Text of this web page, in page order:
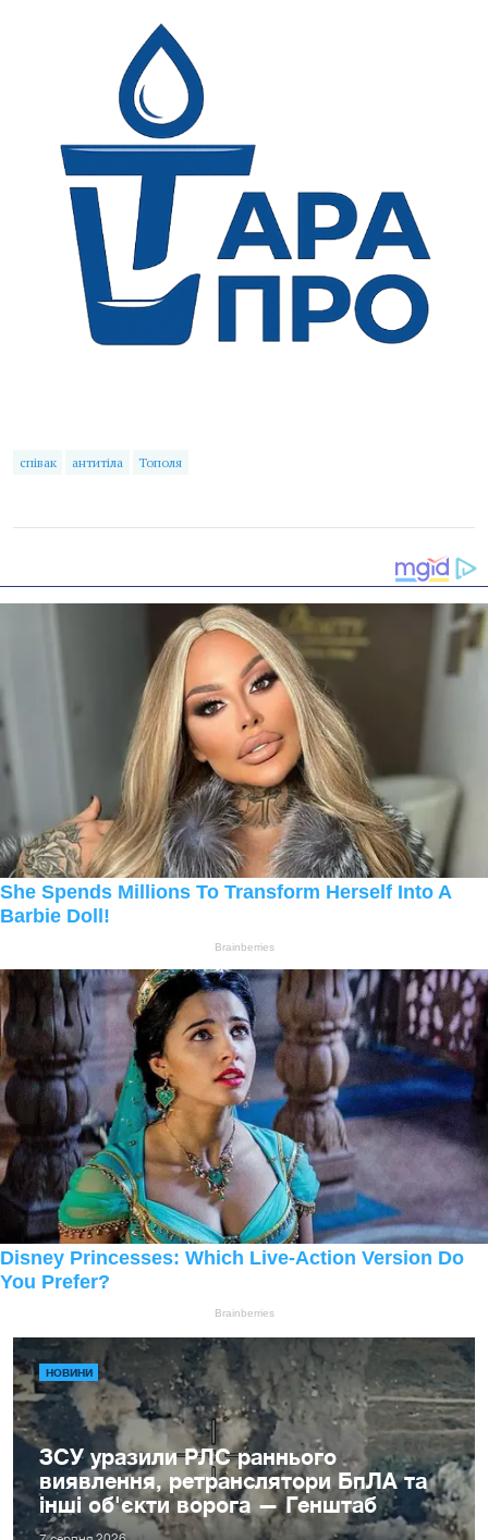
співак антитіла Тополя
НОВИНИ
ЗСУ уразили РЛС раннього
виявлення, ретранслятори БпЛА та
інші об'єкти ворога — Генштаб